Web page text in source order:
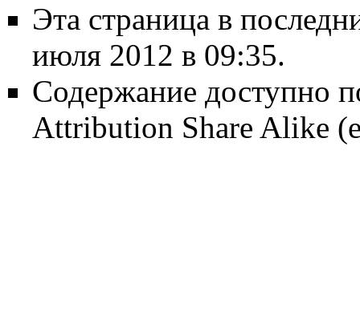
Эта страница в
июля 2012 в 09:35.
Содержание доступно
Attribution Share Alike